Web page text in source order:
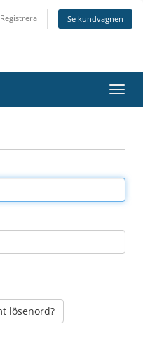
Registrera Se kundvagnen
Växla
lösenord?